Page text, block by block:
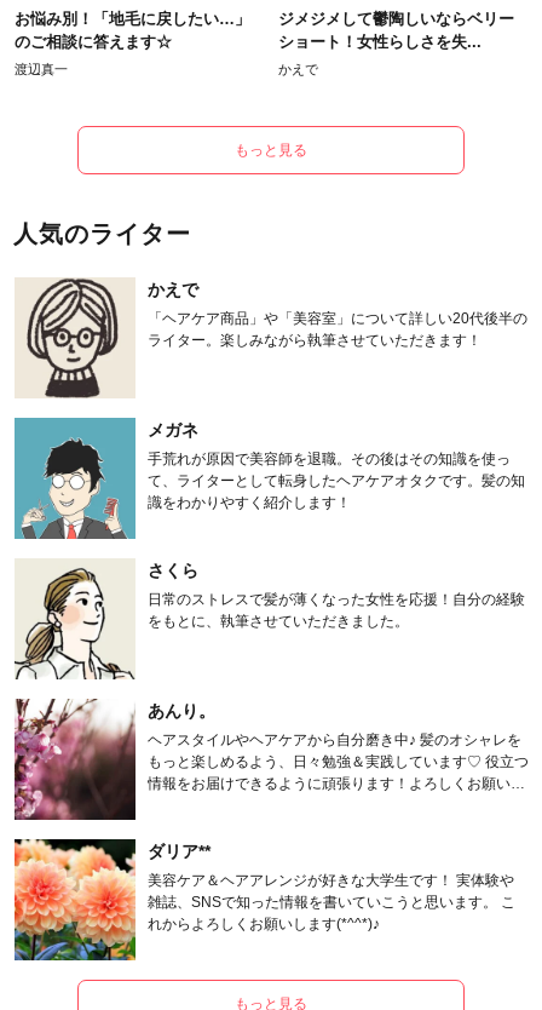
お悩み別！「地毛に戻したい…」
のご相談に答えます☆
渡辺真一
ジメジメして鬱陶しいならベリー
ショート！女性らしさを失...
かえで
もっと見る
人気のライター
かえで
「ヘアケア商品」や「美容室」について詳しい20代後半の
ライター。楽しみながら執筆させていただきます！
メガネ
手荒れが原因で美容師を退職。その後はその知識を使っ
て、ライターとして転身したヘアケアオタクです。髪の知
識をわかりやすく紹介します！
さくら
日常のストレスで髪が薄くなった女性を応援！自分の経験
をもとに、執筆させていただきました。
あんり。
ヘアスタイルやヘアケアから自分磨き中♪ 髪のオシャレを
もっと楽しめるよう、日々勉強＆実践しています♡ 役立つ
情報をお届けできるように頑張ります！よろしくお願いし
ダリア**
美容ケア＆ヘアアレンジが好きな大学生です！ 実体験や
雑誌、SNSで知った情報を書いていこうと思います。 こ
れからよろしくお願いします(*^^*)♪
もっと見る